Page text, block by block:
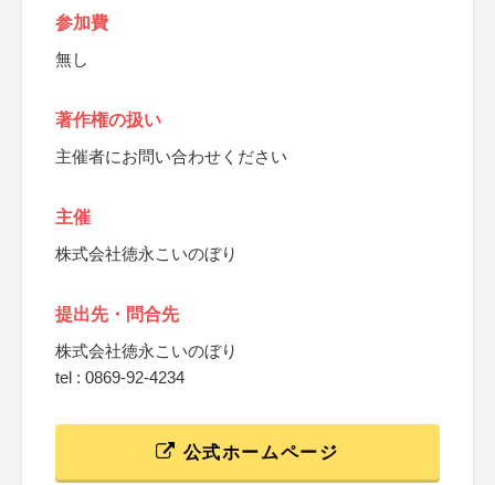
参加費
無し
著作権の扱い
主催者にお問い合わせください
主催
株式会社徳永こいのぼり
提出先・問合先
株式会社徳永こいのぼり
tel : 0869-92-4234
公式ホームページ